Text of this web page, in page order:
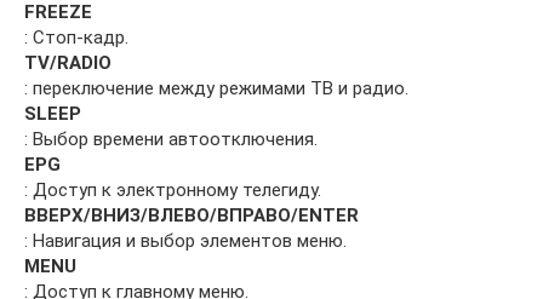
FREEZE
: Стоп-кадр.
TV/RADIO
: переключение между режимами ТВ и радио.
SLEEP
: Выбор времени автоотключения.
EPG
: Доступ к электронному телегиду.
ВВЕРХ/ВНИЗ/ВЛЕВО/ВПРАВО/ENTER
: Навигация и выбор элементов меню.
MENU
: Доступ к главному меню.